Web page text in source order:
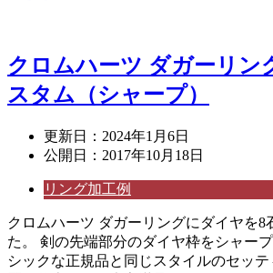
クロムハーツ ダガーリン
スタム（シャープ）
更新日： 2024年1月6日
公開日： 2017年10月18日
リング加工例
クロムハーツ ダガーリングにダイヤを8
た。 剣の先端部分のダイヤ枠をシャー
シックな正規品と同じスタイルのセッ